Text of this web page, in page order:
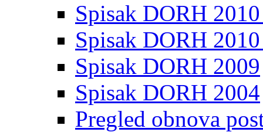
Spisak DORH
Spisak DORH
Spisak DORH 2009
Spisak DORH 2004
Pregled obnova